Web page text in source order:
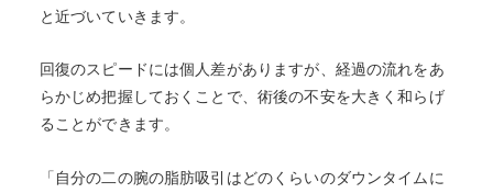
と近づいていきます。
回復のスピードには個人差がありますが、経過の流れをあ
らかじめ把握しておくことで、術後の不安を大きく和らげ
ることができます。
「自分の二の腕の脂肪吸引はどのくらいのダウンタイムに